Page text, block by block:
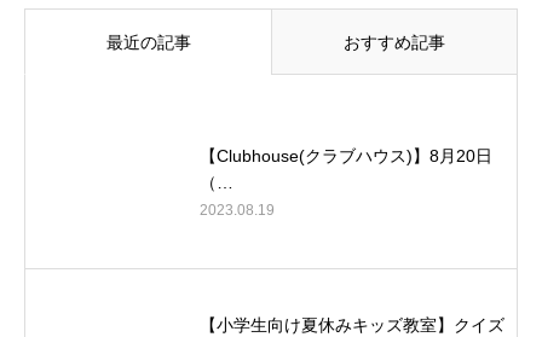
最近の記事 おすすめ記事
【Clubhouse(クラブハウス)】8月20日
（…
2023.08.19
【小学生向け夏休みキッズ教室】クイズ